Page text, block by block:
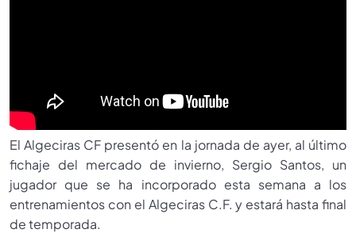
El Algeciras CF presentó en la jornada de ayer, al último
fichaje del mercado de invierno, Sergio Santos, un
jugador que se ha incorporado esta semana a los
entrenamientos con el Algeciras C.F. y estará hasta final
de temporada.